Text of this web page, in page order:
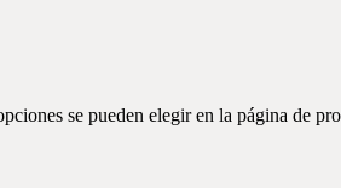
se pueden elegir en la página de